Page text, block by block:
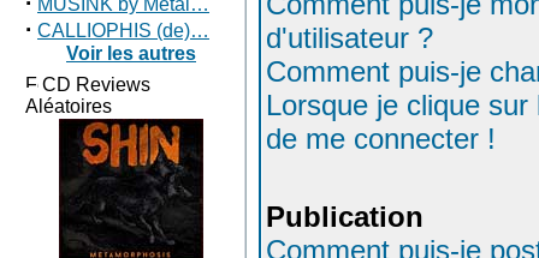
MUSINK by Metal…
· CALLIOPHIS (de)…
Voir les autres
CD Reviews
Aléatoires
d'utilisateur ?
Comment puis-je
Lorsque je clique
de me connecter !
Publication
Comment puis-je